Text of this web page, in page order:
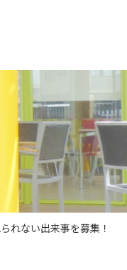
れない出来事を募集！